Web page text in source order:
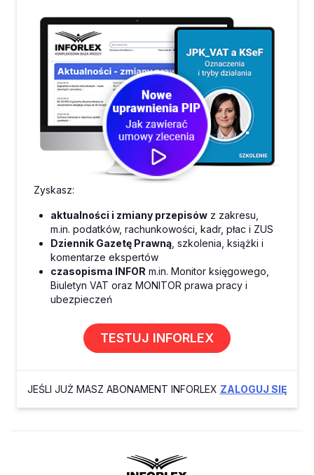
Zyskasz:
aktualności i zmiany przepisów z zakresu,
m.in. podatków, rachunkowości, kadr, płac i ZUS
Dziennik Gazetę Prawną , szkolenia, książki i
komentarze ekspertów
czasopisma INFOR m.in. Monitor księgowego,
Biuletyn VAT oraz MONITOR prawa pracy i
ubezpieczeń
TESTUJ INFORLEX
JEŚLI JUŻ MASZ ABONAMENT INFORLEX ZALOGUJ SIĘ